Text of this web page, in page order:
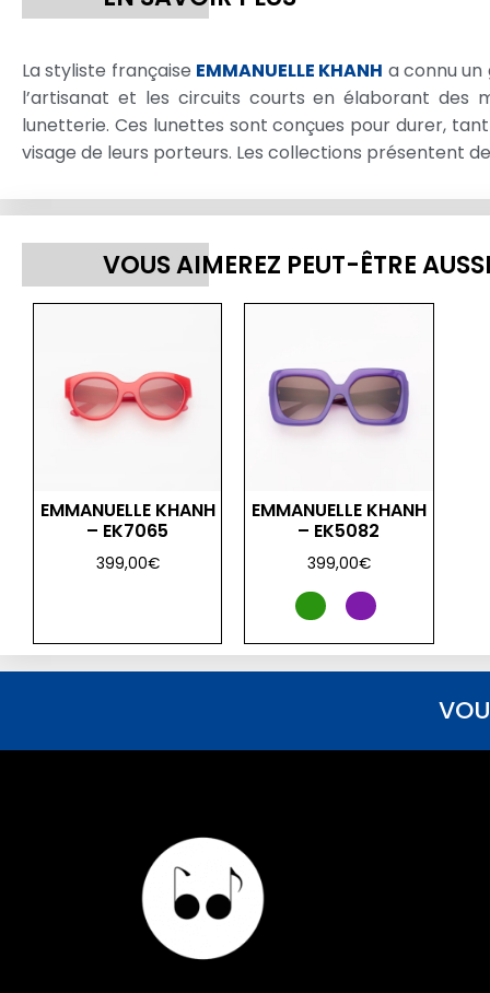
La styliste française EMMANUELLE KHANH a connu un
l’artisanat et les circuits courts en élaborant des
lunetterie. Ces lunettes sont conçues pour durer,
visage de leurs porteurs. Les collections présentent
VOUS AIMEREZ PEUT-ÊTRE
EMMANUELLE KHANH
– EK7065
399,00€
EMMANUELLE KHANH
– EK5082
399,00€